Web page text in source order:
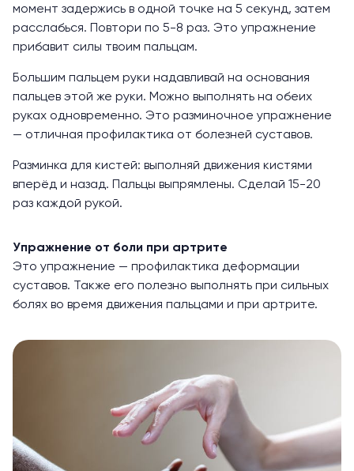
момент задержись в одной точке на 5 секунд, затем
расслабься. Повтори по 5-8 раз. Это упражнение
прибавит силы твоим пальцам.
Большим пальцем руки надавливай на основания
пальцев этой же руки. Можно выполнять на обеих
руках одновременно. Это разминочное упражнение
— отличная профилактика от болезней суставов.
Разминка для кистей: выполняй движения кистями
вперёд и назад. Пальцы выпрямлены. Сделай 15-20
раз каждой рукой.
Упражнение от боли при артрите
Это упражнение — профилактика деформации
суставов. Также его полезно выполнять при сильных
болях во время движения пальцами и при артрите.